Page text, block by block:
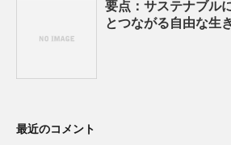
要点：サステナブル
とつながる自由な生
最近のコメント